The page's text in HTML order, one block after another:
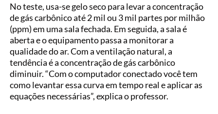
No teste, usa-se gelo seco para levar a concentração
de gás carbônico até 2 mil ou 3 mil partes por milhão
(ppm) em uma sala fechada. Em seguida, a sala é
aberta e o equipamento passa a monitorar a
qualidade do ar. Com a ventilação natural, a
tendência é a concentração de gás carbônico
diminuir. “Com o computador conectado você tem
como levantar essa curva em tempo real e aplicar as
equações necessárias”, explica o professor.